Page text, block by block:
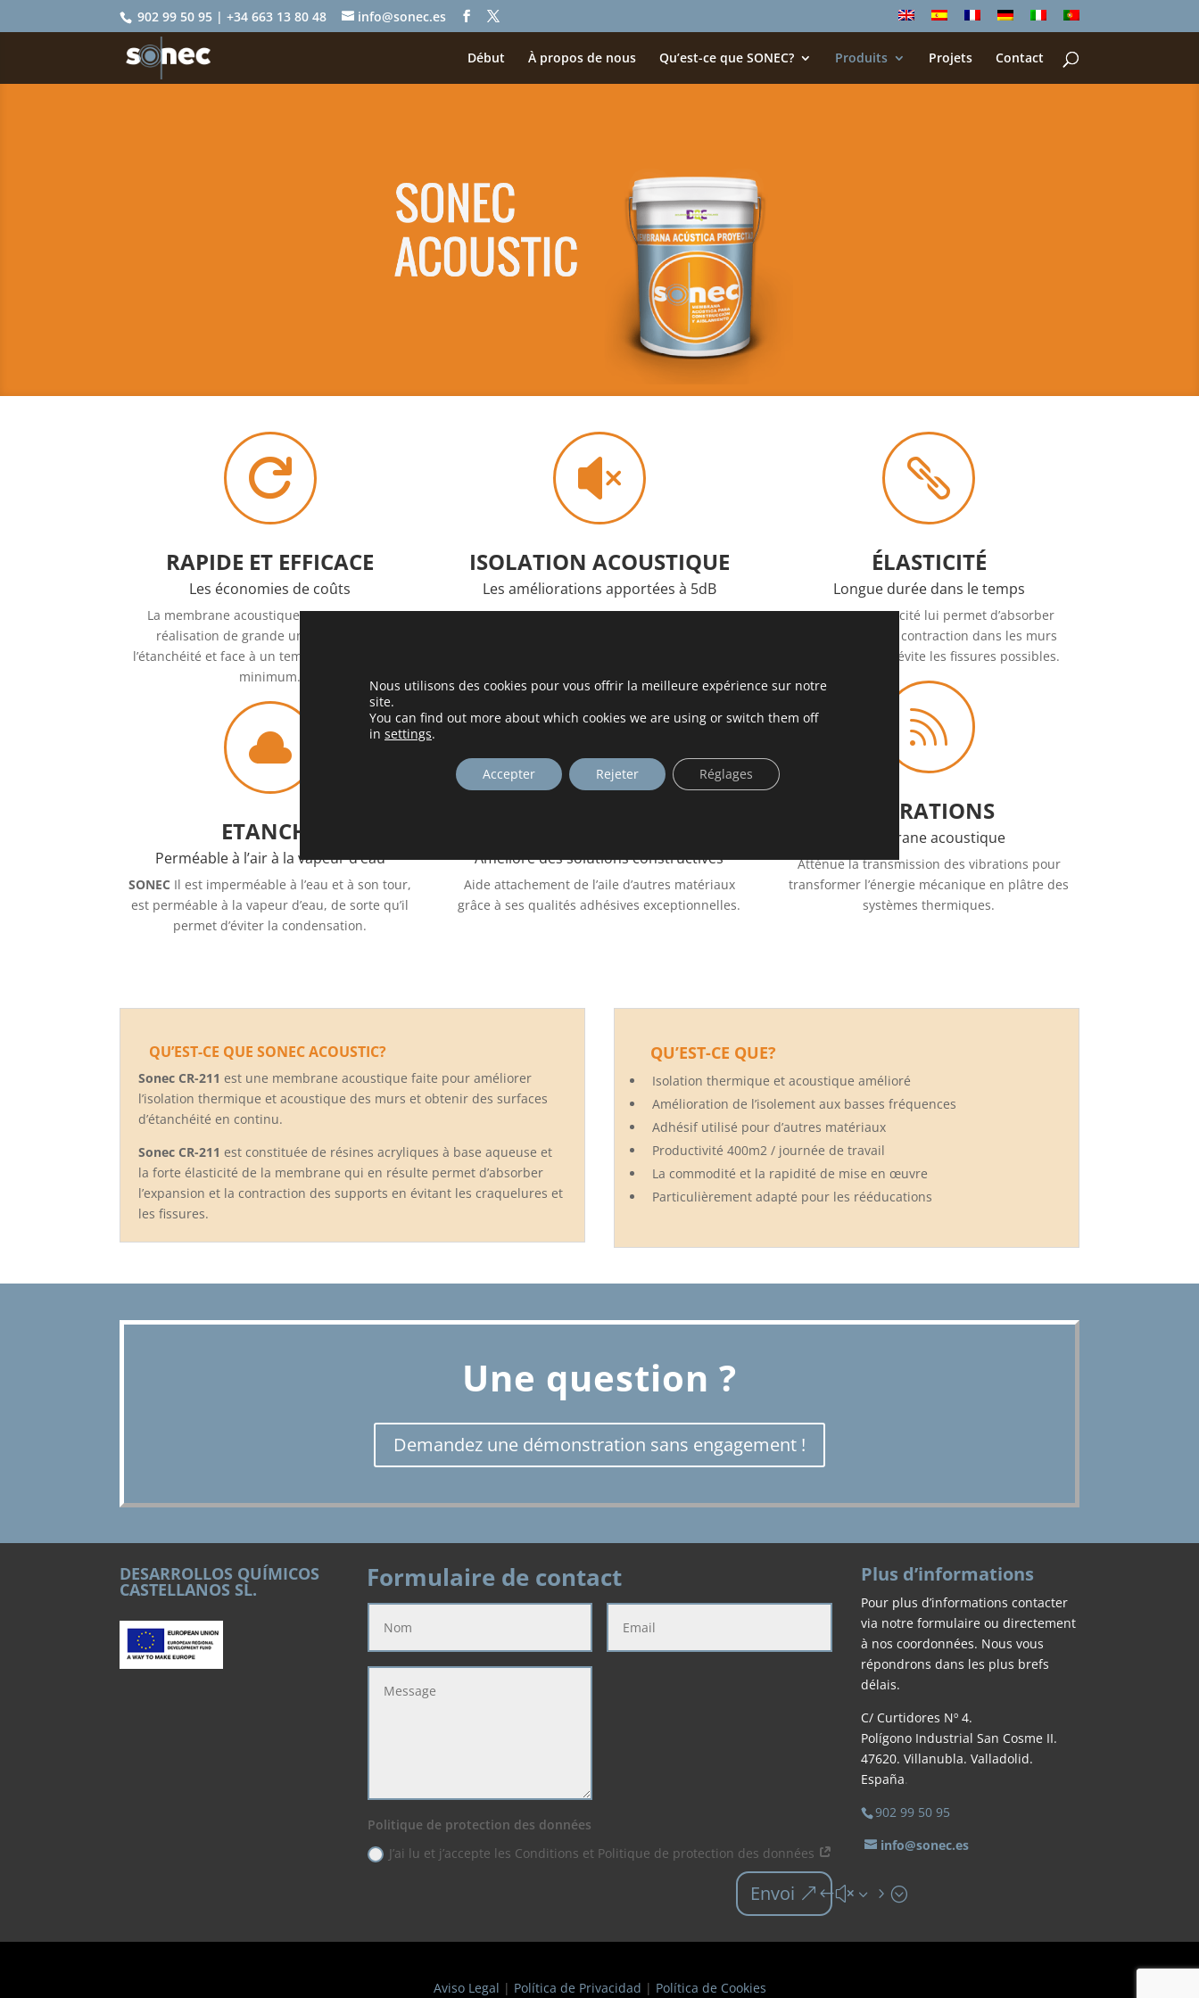
902 99 50 95 | +34 663 13 80 48 info@sonec.es
Début À propos de nous Qu’est-ce que SONEC? Produits Projets Contact

RAPIDE ET EFFICACE
Les économies de coûts
La membrane acoustique court in situ, la
réalisation de grande uniformité dans
l’étanchéité et face à un temps de réticulation
minimum.

ETANCHE
Perméable à l’airà la vapeur d’eau
SONEC Il est imperméable à l’eau et à son tour,
est perméable à la vapeur d’eau, de sorte qu’il
permet d’éviter la condensation.

ISOLATION ACOUSTIQUE
Les améliorations apportées à 5dB
SONEC,sans ajout de masse pour définir,
d’améliorer
le confort acoustique.

Amélioredes solutions constructives
Aide attachement de l’aile d’autres matériaux
grâce à ses qualités adhésives exceptionnelles.

ÉLASTICITÉ
Longue durée dans le temps
Sa grande élasticité lui permet d’absorber
l’expansion et la contraction dans les murs
d’origine, ce qui évite les fissures possibles.

VIBRATIONS
Membrane acoustique
Atténue la transmission des vibrations pour
transformer l’énergie mécanique en plâtre des
systèmesthermiques.
QU’EST-CE QUE SONEC ACOUSTIC?
Sonec CR-211 est une membrane acoustique faite pour améliorer
l’isolation thermique et acoustique des murs et obtenir des surfaces
d’étanchéité en continu.
Sonec CR-211 est constituée de résines acryliques à base aqueuse et
la forte élasticité de la membranequi en résulte permet d’absorber
l’expansion et la contraction des supportsen évitant les craquelures et
les fissures.
QU’EST-CE QUE?
Isolation thermique et acoustique amélioré
Amélioration de l’isolementaux basses fréquences
Adhésif utilisé pour d’autres matériaux
Productivité 400m2 / journée de travail
La commodité et la rapidité de mise en œuvre
Particulièrement adapté pour les rééducations
Une question ?
Demandez une démonstration sans engagement !
DESARROLLOS QUÍMICOS
CASTELLANOS SL. Formulaire de contact
Politique de protection des données
J’ai lu et j’accepte les Conditions et Politique de protection des données
Envoi
Plus d’informations
Pour plus d’informations contacter
via notre formulaire ou directement
à nos coordonnées. Nous vous
répondrons dans les plus brefs
délais.
C/ Curtidores Nº 4.
Polígono Industrial San Cosme II.
47620. Villanubla. Valladolid.
España.
902 99 50 95
info@sonec.es
Aviso Legal | Política de Privacidad | Política de Cookies
Nous utilisons des cookies pour vous offrir la meilleure expérience sur notre
site.
You can find out more about which cookies we are using or switch them off
in settings.
Accepter Rejeter Réglages